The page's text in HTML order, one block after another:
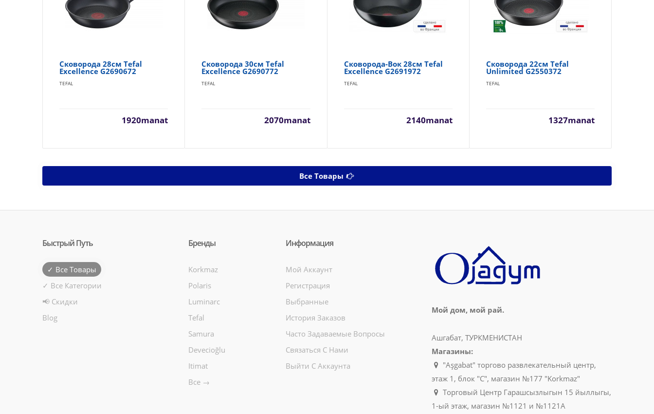
Сковорода 28см Tefal
Excellence G2690672
TEFAL
1920manat
Сковорода 30см Tefal
Excellence G2690772
TEFAL
2070manat
Сковорода-Вок 28см Tefal
Excellence G2691972
TEFAL
2140manat
Сковорода 22см Tefal
Unlimited G2550372
TEFAL
1327manat
Все Товары
Быстрый Путь
✓ Все Товары
✓ Все Категории
📢 Скидки
Blog
Бренды
Korkmaz
Polaris
Luminarc
Tefal
Samura
Devecioğlu
Itimat
Все →
Информация
Мой Аккаунт
Регистрация
Выбранные
История Заказов
Часто Задаваемые Вопросы
Связаться С Нами
Выйти С Аккаунта
Мой дом, мой рай.
Ашгабат, ТУРКМЕНИСТАН
Магазины:
"Aşgabat" торгово развлекательный центр,
этаж 1, блок "C", магазин №177 "Korkmaz"
Торговый Центр Гарашсызлыгын 15 йыллыгы,
1-ый этаж, магазин №1121 и №1121A